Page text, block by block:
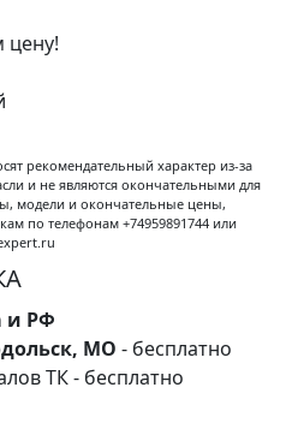
цену!
рекомендательный характер из-за
и не являются окончательными для
модели и окончательные цены,
по телефонам +74959891744 или
и РФ
МО - бесплатно
ТК - бесплатно